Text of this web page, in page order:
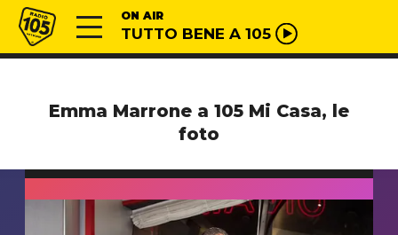
Vai al contenuto
Radio 105 ON AIR
TUTTO BENE A 105
Emma Marrone a 105 Mi Casa, le
foto